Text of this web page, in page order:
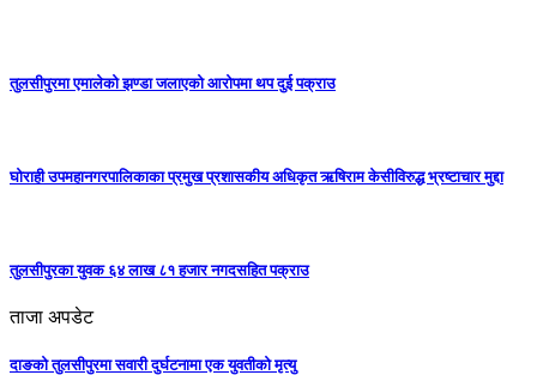
तुलसीपुरमा एमालेको झण्डा जलाएको आरोपमा थप दुई पक्राउ
घोराही उपमहानगरपालिकाका प्रमुख प्रशासकीय अधिकृत ऋषिराम केसीविरुद्ध भ्रष्टाचार मुद्दा
तुलसीपुरका युवक ६४ लाख ८१ हजार नगदसहित पक्राउ
ताजा अपडेट
दाङको तुलसीपुरमा सवारी दुर्घटनामा एक युवतीको मृत्यु